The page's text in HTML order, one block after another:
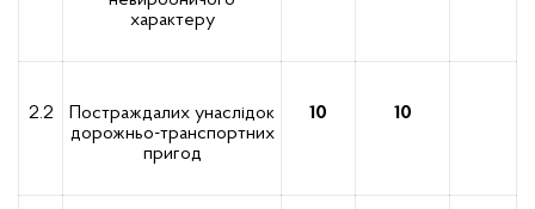
характеру
2.2
Постраждалих унаслідок
дорожньо-транспортних
пригод
10 10